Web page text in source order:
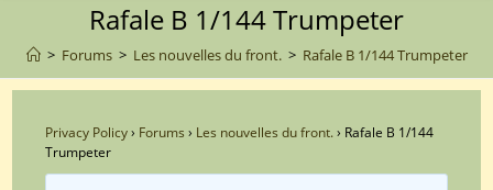
Rafale B 1/144 Trumpeter
> Forums > Les nouvelles du front. > Rafale B 1/144 Trumpeter
Privacy Policy› Forums › Les nouvelles du front.› Rafale B 1/144
Trumpeter